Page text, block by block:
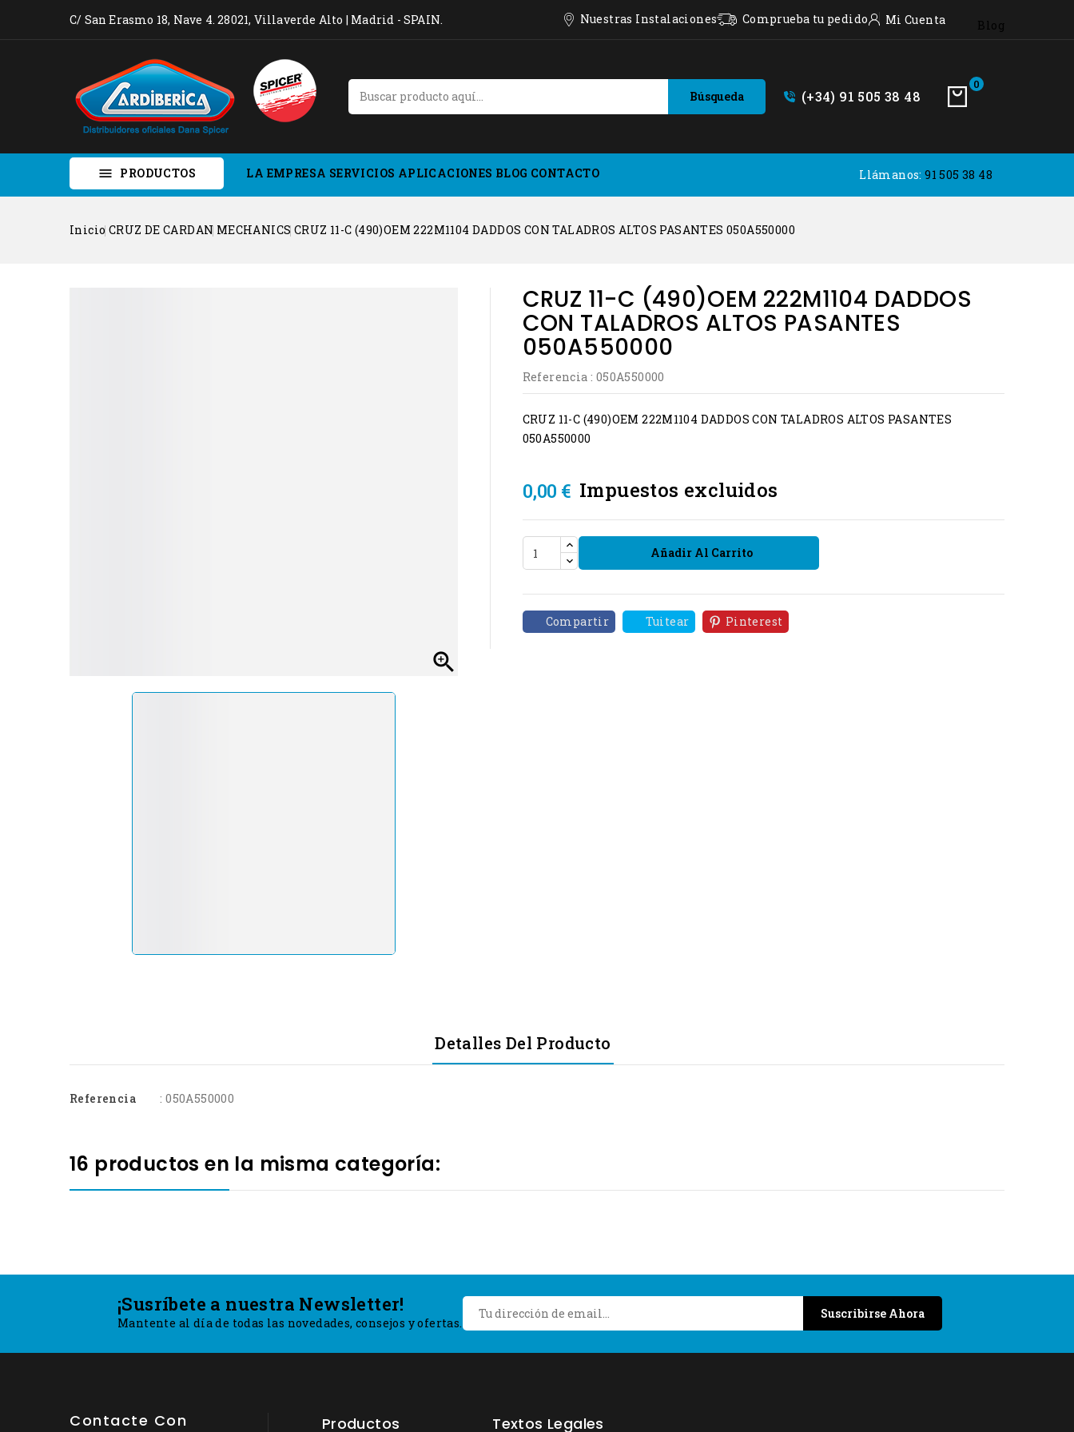
C/ San Erasmo 18, Nave 4. 28021, Villaverde Alto | Madrid - SPAIN. Nuestras Instalaciones Comprueba tu pedido Mi Cuenta Blog
Búsqueda (+34) 91 505 38 48
0
 PRODUCTOS LA EMPRESA SERVICIOS APLICACIONES BLOG CONTACTO Llámanos:91 505 38 48
Inicio CRUZ DE CARDAN MECHANICS CRUZ 11-C (490)OEM 222M1104 DADDOS CON TALADROS ALTOS PASANTES 050A550000

CRUZ 11-C (490)OEM 222M1104 DADDOS
CON TALADROS ALTOS PASANTES
050A550000
Referencia : 050A550000
CRUZ 11-C (490)OEM 222M1104 DADDOS CON TALADROS ALTOS PASANTES
050A550000
0,00 € Impuestos excluidos
Añadir Al Carrito
Compartir Tuitear Pinterest
Detalles Del Producto
Referencia : 050A550000
16 productos en la misma categoría:
¡Susríbete a nuestra Newsletter!
Mantente al día de todas las novedades, consejos y ofertas.
Contacte Con
Productos Textos Legales